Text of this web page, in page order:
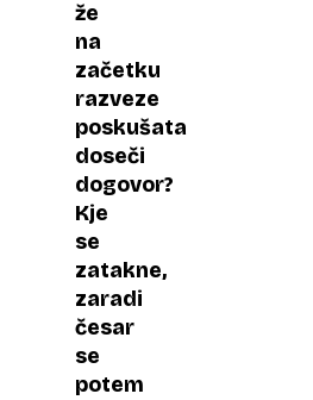
že
na
začetku
razveze
poskušata
doseči
dogovor?
Kje
se
zatakne,
zaradi
česar
se
potem